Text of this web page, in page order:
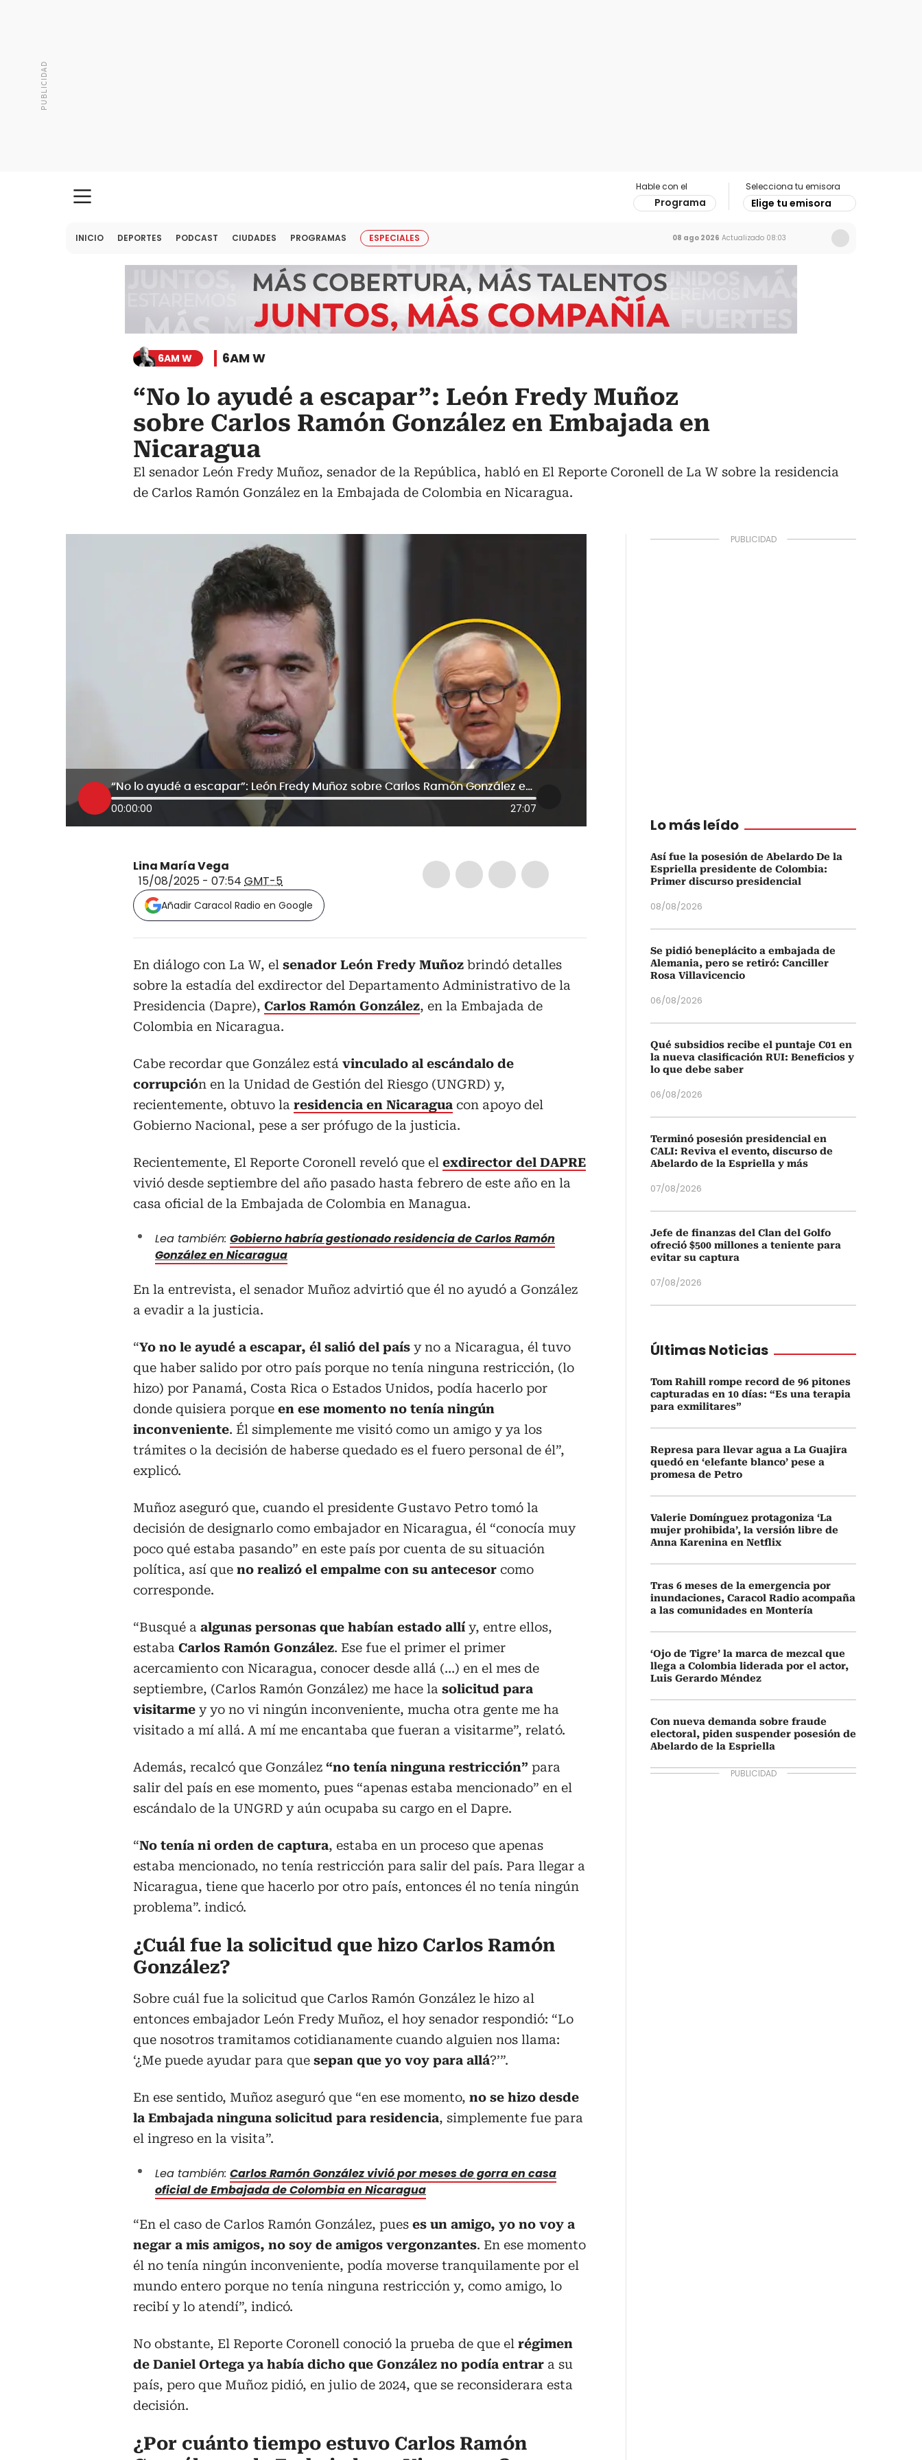
Hable con el
Programa
Selecciona tu emisora
Elige tu emisora
INICIO DEPORTES PODCAST CIUDADES PROGRAMAS ESPECIALES 08 ago 2026 Actualizado 08:03
6AM W 6AM W
“No lo ayudé a escapar”: León Fredy Muñoz
sobre Carlos Ramón González en Embajada en
Nicaragua
El senador León Fredy Muñoz, senador de la República, habló en El Reporte Coronell de La W sobre la residencia
de Carlos Ramón González en la Embajada de Colombia en Nicaragua.
“No lo ayudé a escapar”: León Fredy Muñoz sobre Carlos Ramón González en Embajada en Nicaragua
00:00:00 27:07
Lina María Vega
15/08/2025 - 07:54 GMT-5
Añadir Caracol Radio en Google
En diálogo con La W, el senador León Fredy Muñoz brindó detalles
sobre la estadía del exdirector del Departamento Administrativo de la
Presidencia (Dapre), Carlos Ramón González, en la Embajada de
Colombia en Nicaragua.
Cabe recordar que González está vinculado al escándalo de
corrupción en la Unidad de Gestión del Riesgo (UNGRD) y,
recientemente, obtuvo la residencia en Nicaragua con apoyo del
Gobierno Nacional, pese a ser prófugo de la justicia.
Recientemente, El Reporte Coronell reveló que el exdirector del DAPRE
vivió desde septiembre del año pasado hasta febrero de este año en la
casa oficial de la Embajada de Colombia en Managua.
Lea también: Gobierno habría gestionado residencia de Carlos Ramón
González en Nicaragua
En la entrevista, el senador Muñoz advirtió que él no ayudó a González
a evadir a la justicia.
“Yo no le ayudé a escapar, él salió del país y no a Nicaragua, él tuvo
que haber salido por otro país porque no tenía ninguna restricción, (lo
hizo) por Panamá, Costa Rica o Estados Unidos, podía hacerlo por
donde quisiera porque en ese momento no tenía ningún
inconveniente. Él simplemente me visitó como un amigo y ya los
trámites o la decisión de haberse quedado es el fuero personal de él”,
explicó.
Muñoz aseguró que, cuando el presidente Gustavo Petro tomó la
decisión de designarlo como embajador en Nicaragua, él “conocía muy
poco qué estaba pasando” en este país por cuenta de su situación
política, así que no realizó el empalme con su antecesor como
corresponde.
“Busqué a algunas personas que habían estado allí y, entre ellos,
estaba Carlos Ramón González. Ese fue el primer el primer
acercamiento con Nicaragua, conocer desde allá (…) en el mes de
septiembre, (Carlos Ramón González) me hace la solicitud para
visitarme y yo no vi ningún inconveniente, mucha otra gente me ha
visitado a mí allá. A mí me encantaba que fueran a visitarme”, relató.
Además, recalcó que González “no tenía ninguna restricción” para
salir del país en ese momento, pues “apenas estaba mencionado” en el
escándalo de la UNGRD y aún ocupaba su cargo en el Dapre.
“No tenía ni orden de captura, estaba en un proceso que apenas
estaba mencionado, no tenía restricción para salir del país. Para llegar a
Nicaragua, tiene que hacerlo por otro país, entonces él no tenía ningún
problema”. indicó.
¿Cuál fue la solicitud que hizo Carlos Ramón
González?
Sobre cuál fue la solicitud que Carlos Ramón González le hizo al
entonces embajador León Fredy Muñoz, el hoy senador respondió: “Lo
que nosotros tramitamos cotidianamente cuando alguien nos llama:
‘¿Me puede ayudar para que sepan que yo voy para allá?’”.
En ese sentido, Muñoz aseguró que “en ese momento, no se hizo desde
la Embajada ninguna solicitud para residencia, simplemente fue para
el ingreso en la visita”.
Lea también: Carlos Ramón González vivió por meses de gorra en casa
oficial de Embajada de Colombia en Nicaragua
“En el caso de Carlos Ramón González, pues es un amigo, yo no voy a
negar a mis amigos, no soy de amigos vergonzantes. En ese momento
él no tenía ningún inconveniente, podía moverse tranquilamente por el
mundo entero porque no tenía ninguna restricción y, como amigo, lo
recibí y lo atendí”, indicó.
No obstante, El Reporte Coronell conoció la prueba de que el régimen
de Daniel Ortega ya había dicho que González no podía entrar a su
país, pero que Muñoz pidió, en julio de 2024, que se reconsiderara esta
decisión.
¿Por cuánto tiempo estuvo Carlos Ramón
Lo más leído
Así fue la posesión de Abelardo De la
Espriella presidente de Colombia:
Primer discurso presidencial
08/08/2026
Se pidió beneplácito a embajada de
Alemania, pero se retiró: Canciller
Rosa Villavicencio
06/08/2026
Qué subsidios recibe el puntaje C01 en
la nueva clasificación RUI: Beneficios y
lo que debe saber
06/08/2026
Terminó posesión presidencial en
CALI: Reviva el evento, discurso de
Abelardo de la Espriella y más
07/08/2026
Jefe de finanzas del Clan del Golfo
ofreció $500 millones a teniente para
evitar su captura
07/08/2026
Últimas Noticias
Tom Rahill rompe record de 96 pitones
capturadas en 10 días: “Es una terapia
para exmilitares”
Represa para llevar agua a La Guajira
quedó en ‘elefante blanco’ pese a
promesa de Petro
Valerie Domínguez protagoniza ‘La
mujer prohibida’, la versión libre de
Anna Karenina en Netflix
Tras 6 meses de la emergencia por
inundaciones, Caracol Radio acompaña
a las comunidades en Montería
‘Ojo de Tigre’ la marca de mezcal que
llega a Colombia liderada por el actor,
Luis Gerardo Méndez
Con nueva demanda sobre fraude
electoral, piden suspender posesión de
Abelardo de la Espriella